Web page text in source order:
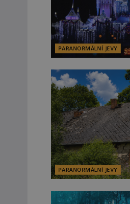
PARANORMÁLNÍ JEVY
PARANORMÁLNÍ JEVY